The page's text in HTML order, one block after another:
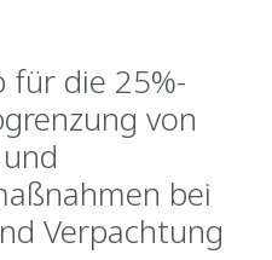
für die 25%-
von
bei
Verpachtung